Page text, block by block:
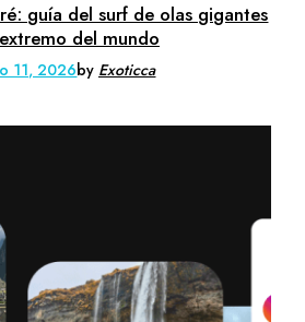
guía del surf de olas gigantes
del mundo
11, 2026by Exoticca